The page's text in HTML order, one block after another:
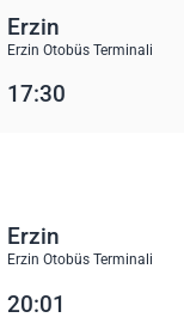
Erzin
Erzin Otobüs Terminali
17:30
Erzin
Erzin Otobüs Terminali
20:01